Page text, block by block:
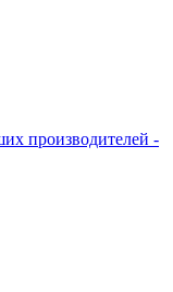
производителей -